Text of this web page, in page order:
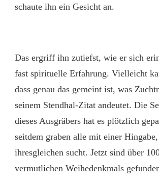
schaute ihn ein Gesicht an.
Das ergriff ihn zutiefst, wie er sich
fast spirituelle Erfahrung. Vielleicht
dass genau das gemeint ist, was
seinem Stendhal-Zitat andeutet. Die
dieses Ausgräbers hat es plötzlich
seitdem graben alle mit einer
ihresgleichen sucht. Jetzt sind über
vermutlichen Weihedenkmals